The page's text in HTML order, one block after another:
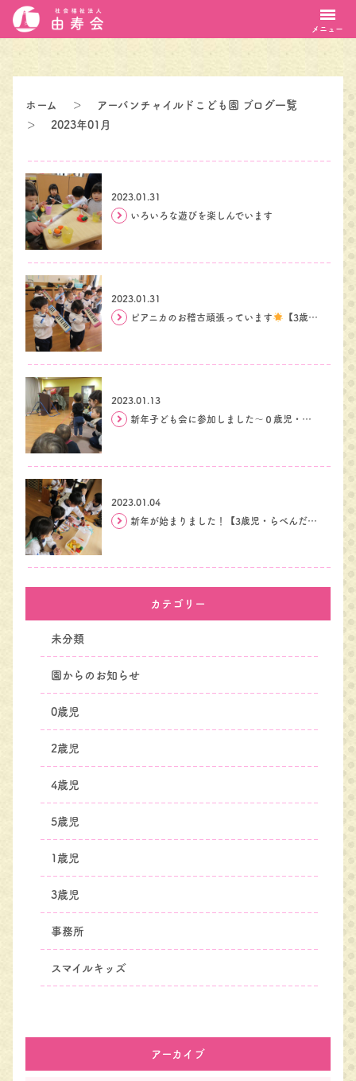
メニュー
ホーム ＞
アーバンチャイルドこども園 ブログ一覧
＞
2023年01月
2023.01.31
いろいろな遊びを楽しんでいます
2023.01.31
ピアニカのお稽古頑張っています
【3歳児・らべんだー組】
2023.01.13
新年子ども会に参加しました～０歳児・すとろべりーぐみ～
2023.01.04
新年が始まりました！【3歳児・らべんだー組】
カテゴリー
未分類
園からのお知らせ
0歳児
2歳児
4歳児
5歳児
1歳児
3歳児
事務所
スマイルキッズ
アーカイブ